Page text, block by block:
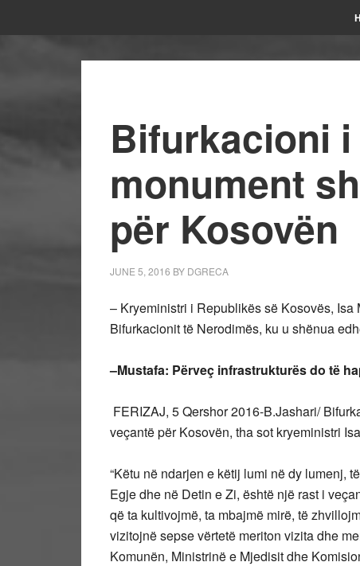
Bifurkacioni
monument
për Kosovën
JUNE 5, 2016 BY DGRECA
– Kryeministri i Republikës së Kosovës,
Bifurkacionit të Nerodimës, ku u shënua
–Mustafa: Përveç infrastrukturës do të
FERIZAJ, 5 Qershor 2016-B.Jashari/
veçantë për Kosovën, tha sot kryeministri
“Këtu në ndarjen e këtij lumi në dy lumenj,
Egje dhe në Detin e Zi, është një rast i
që ta kultivojmë, ta mbajmë mirë, të
vizitojnë sepse vërtetë meriton vizita dhe
Komunën, Ministrinë e Mjedisit dhe